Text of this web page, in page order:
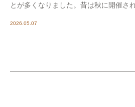
とが多くなりました。昔は秋に開催さ
2026.05.07